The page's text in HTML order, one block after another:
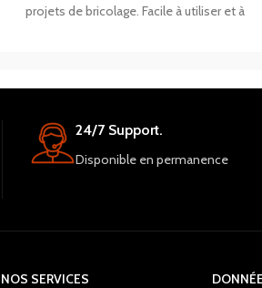
projets de bricolage. Facile à utiliser et à
24/7 Support.
Disponible en permanence
NOS SERVICES